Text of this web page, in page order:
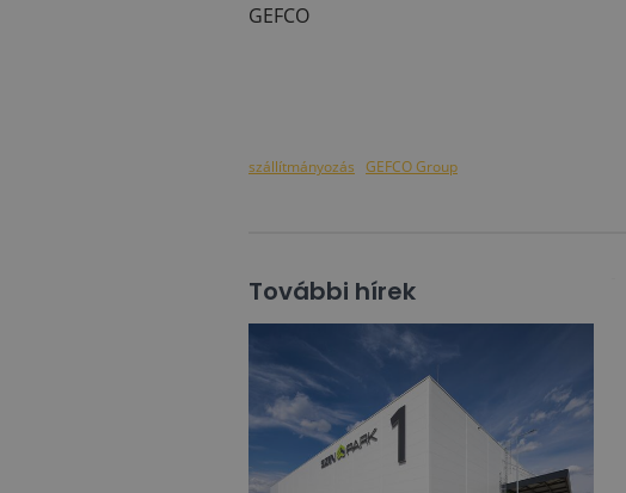
GEFCO
szállítmányozás GEFCO Group
További hírek